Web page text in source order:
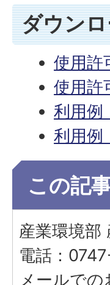
ダウン
使用許
使用許
利用例
利用例
この記
産業環境部
電話：
メールで